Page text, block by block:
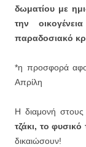
δωματίου με
την
παραδοσιακό
*η προσφορά
Απρίλη
Η διαμονή στους
τζάκι, το
δικαιώσουν!